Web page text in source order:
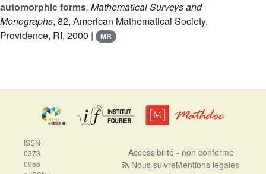
automorphic forms, Mathematical Surveys and
Monographs, 82, American Mathematical Society,
Providence, RI, 2000 |
MR
ISSN :
0373-
0956
Accessibilité - non conforme
Nous suivreMentions légales